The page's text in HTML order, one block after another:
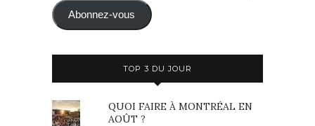
mail Abonnez-vous
TOP 3 DU JOUR
QUOI FAIRE À MONTRÉAL EN
AOÛT ?